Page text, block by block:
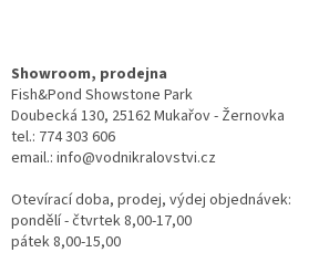
Showroom, prodejna
Fish&Pond Showstone Park
Doubecká 130, 25162 Mukařov - Žernovka
tel.: 774 303 606
email.: info@vodnikralovstvi.cz
Otevírací doba, prodej, výdej objednávek:
pondělí - čtvrtek 8,00-17,00
pátek 8,00-15,00